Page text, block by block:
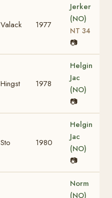
Valack 1977
Jerker
(NO)
NT 34
📷
Hingst 1978
Helgin
Jac
(NO)
📷
Sto 1980
Helgin
Jac
(NO)
📷
Norm
(NO)